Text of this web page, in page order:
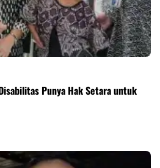
Punya Hak Setara untuk